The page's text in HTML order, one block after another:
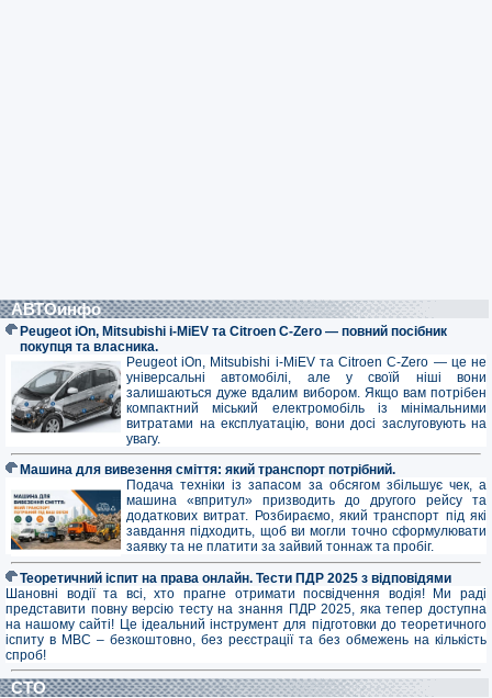
АВТОинфо
Peugeot iOn, Mitsubishi i-MiEV та Citroen C-Zero — повний посібник
покупця та власника.
Peugeot iOn, Mitsubishi i-MiEV та Citroen C-Zero — це не
універсальні автомобілі, але у своїй ніші вони
залишаються дуже вдалим вибором. Якщо вам потрібен
компактний міський електромобіль із мінімальними
витратами на експлуатацію, вони досі заслуговують на
увагу.
Машина для вивезення сміття: який транспорт потрібний.
Подача техніки із запасом за обсягом збільшує чек, а
машина «впритул» призводить до другого рейсу та
додаткових витрат. Розбираємо, який транспорт під які
завдання підходить, щоб ви могли точно сформулювати
заявку та не платити за зайвий тоннаж та пробіг.
Теоретичний іспит на права онлайн. Тести ПДР 2025 з відповідями
Шановні водії та всі, хто прагне отримати посвідчення водія! Ми раді
представити повну версію тесту на знання ПДР 2025, яка тепер доступна
на нашому сайті! Це ідеальний інструмент для підготовки до теоретичного
іспиту в МВС – безкоштовно, без реєстрації та без обмежень на кількість
спроб!
СТО